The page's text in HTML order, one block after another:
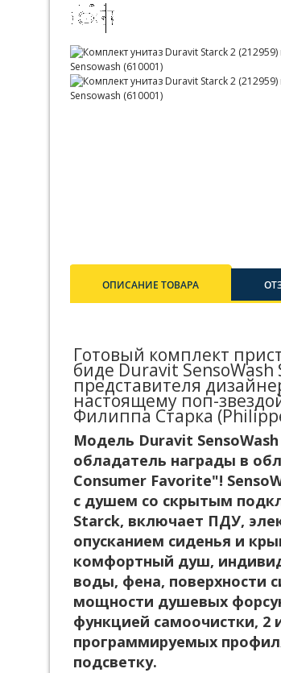
ОПИСАНИЕ ТОВАРА
Готовый комплект
биде Duravit SensoWash
представителя
настоящему поп-
Филиппа Старка
Модель Duravit SensoWash
обладатель награды в
Consumer Favorite"!
с душем со скрытым
Starck, включает ПДУ,
опусканием сиденья и
комфортный душ,
воды, фена, поверхности
мощности душевых
функцией самоочистки, 2
программируемых
подсветку.